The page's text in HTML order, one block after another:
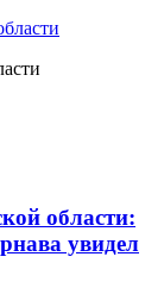
области:
увидел